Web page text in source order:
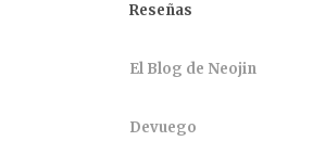
Reseñas
El Blog de Neojin
Devuego